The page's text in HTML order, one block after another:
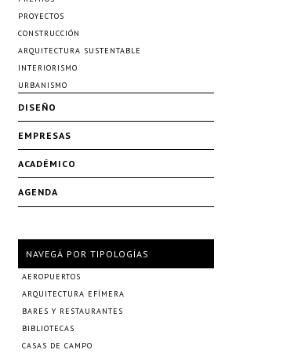
PROYECTOS
CONSTRUCCIÓN
ARQUITECTURA SUSTENTABLE
INTERIORISMO
URBANISMO
DISEÑO
EMPRESAS
ACADÉMICO
AGENDA
NAVEGÁ POR TIPOLOGÍAS
AEROPUERTOS
ARQUITECTURA EFÍMERA
BARES Y RESTAURANTES
BIBLIOTECAS
CASAS DE CAMPO